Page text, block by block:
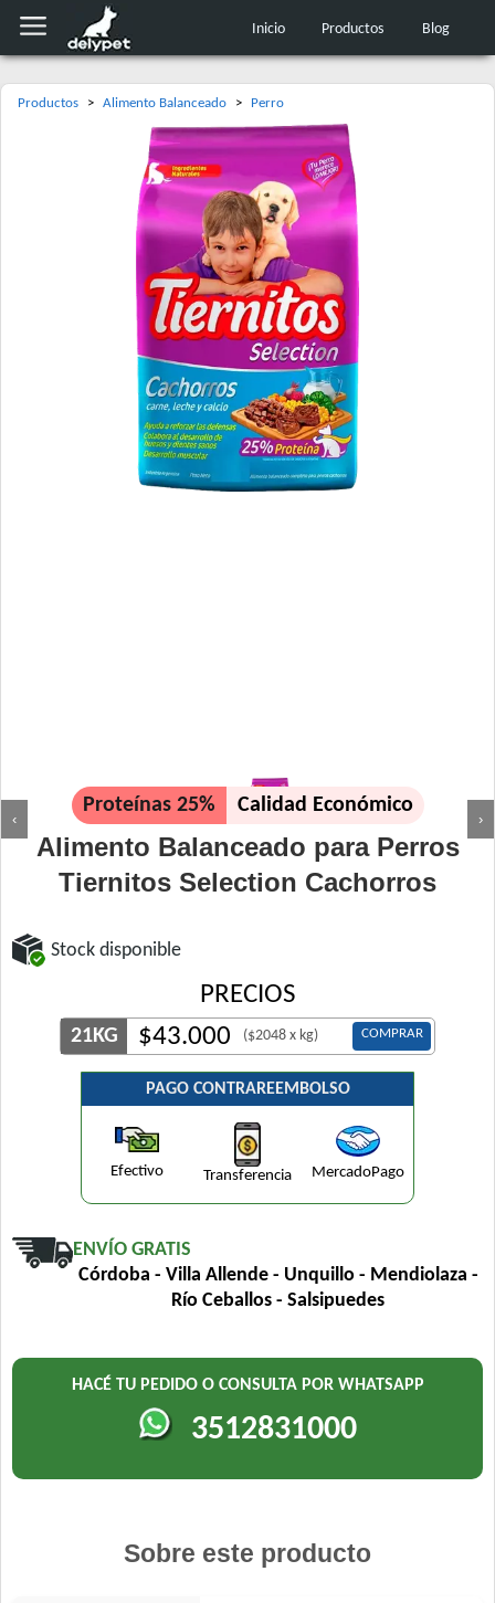
Inicio Productos Blog
Productos > Alimento Balanceado > Perro
‹ ›
Proteínas 25% Calidad Económico
Alimento Balanceado para Perros
Tiernitos Selection Cachorros
Stock disponible
PRECIOS
21KG $43.000 ($2048 x kg) COMPRAR
PAGO CONTRAREEMBOLSO
Efectivo Transferencia MercadoPago
ENVÍO GRATIS
Córdoba - Villa Allende - Unquillo - Mendiolaza -
Río Ceballos - Salsipuedes
HACÉ TU PEDIDO O CONSULTA POR WHATSAPP
3512831000
Sobre este producto